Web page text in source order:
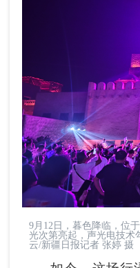
9月12日，暮色降临，位
光次第亮起，声光电技术
云/新疆日报记者 张婷 摄